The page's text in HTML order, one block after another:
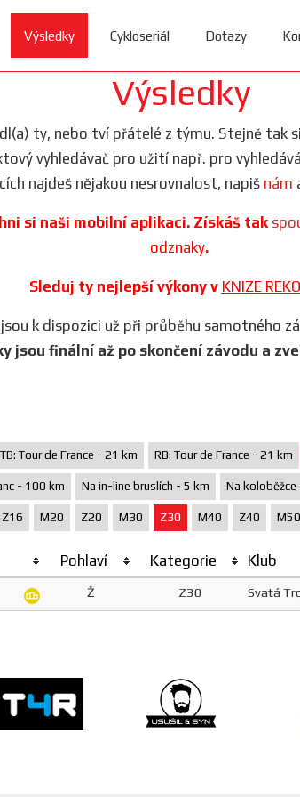
Výsledky Cykloseriál Dotazy
Výsledky
ty, nebo tví přátelé z týmu. Stejně
vyhledávač pro užití např. pro
najdeš nějakou nesrovnalost, napiš nám
si naši mobilní aplikaci. Získáš tak
odznaky.
Sleduj ty nejlepší výkony v KNIZE
k dispozici už při průběhu samotného
jsou finální až po skončení závodu a
Tour de France - 21 km RB: Tour de France - 21 km
- 100 km Na in-line bruslích - 5 km Na koloběžce
Z16 M20 Z20 M30 Z30 M40 Z40 M50
Pohlaví Kategorie Klub
Ž Z30 Svatá